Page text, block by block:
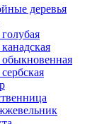
деревья